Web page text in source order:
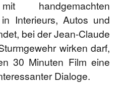
handgemachten
Interieurs, Autos und
bei der Jean-Claude
wirken darf,
30 Minuten Film eine
Dialoge.